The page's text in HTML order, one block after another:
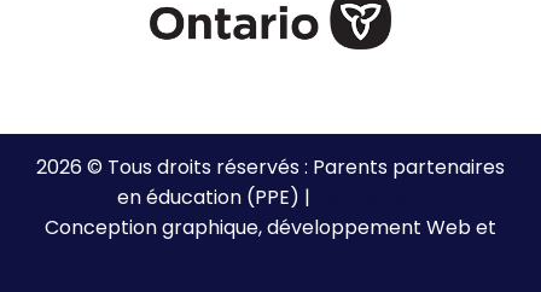
2026 © Tous droits réservés : Parents partenaires
en éducation (PPE) |
Conception graphique, développement Web et